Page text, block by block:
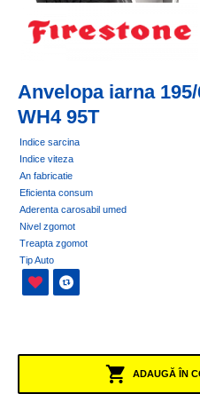
Anvelopa iarna
WH4 95T
Indice sarcina
Indice viteza
An fabricatie
Eficienta consum
Aderenta carosabil umed
Nivel zgomot
Treapta zgomot
Tip Auto
ADAUGĂ ÎN